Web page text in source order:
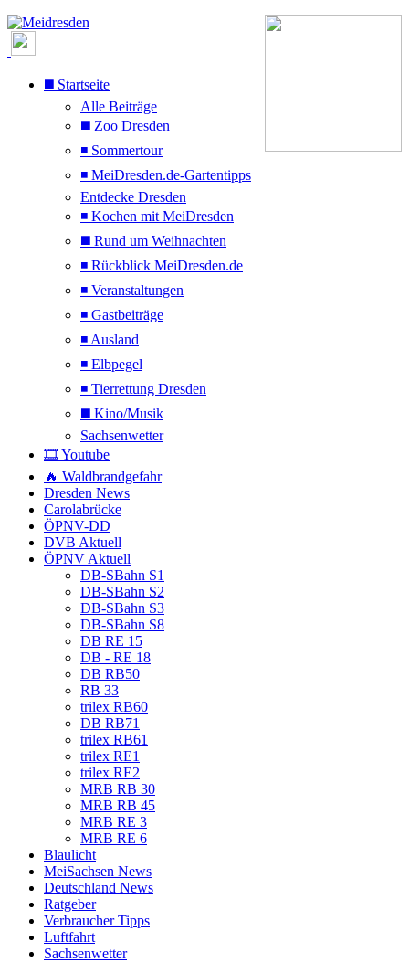
◼️ Startseite
Alle Beiträge
◼️ Zoo Dresden
◾ Sommertour
◾ MeiDresden.de-Gartentipps
Entdecke Dresden
◾ Kochen mit MeiDresden
◼️ Rund um Weihnachten
◾ Rückblick MeiDresden.de
◾ Veranstaltungen
◾ Gastbeiträge
◾ Ausland
◾ Elbpegel
◾ Tierrettung Dresden
◼️ Kino/Musik
Sachsenwetter
🎞️ Youtube
🔥 Waldbrandgefahr
Dresden News
Carolabrücke
ÖPNV-DD
DVB Aktuell
ÖPNV Aktuell
DB-SBahn S1
DB-SBahn S2
DB-SBahn S3
DB-SBahn S8
DB RE 15
DB - RE 18
DB RB50
RB 33
trilex RB60
DB RB71
trilex RB61
trilex RE1
trilex RE2
MRB RB 30
MRB RB 45
MRB RE 3
MRB RE 6
Blaulicht
MeiSachsen News
Deutschland News
Ratgeber
Verbraucher Tipps
Luftfahrt
Sachsenwetter